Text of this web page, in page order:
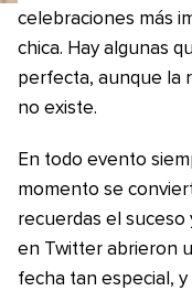
celebraciones más
chica. Hay algunas
perfecta, aunque la
no existe.
En todo evento
momento se
recuerdas el suceso
en Twitter abrieron
fecha tan especial,